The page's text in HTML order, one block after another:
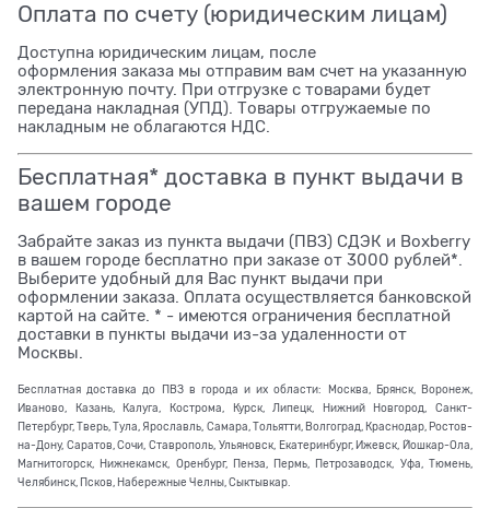
Оплата по счету (юридическим лицам)
Доступна юридическим лицам, после
оформления заказа мы отправим вам счет на указанную
электронную почту. При отгрузке с товарами будет
передана накладная (УПД). Товары отгружаемые по
накладным не облагаются НДС.
Бесплатная* доставка в пункт выдачи в
вашем городе
Забрайте заказ из пункта выдачи (ПВЗ) СДЭК и Boxberry
в вашем городе бесплатно при заказе от 3000 рублей*.
Выберите удобный для Вас пункт выдачи при
оформлении заказа. Оплата осуществляется банковской
картой на сайте. * - имеются ограничения бесплатной
доставки в пункты выдачи из-за удаленности от
Москвы.
Бесплатная доставка до ПВЗ в города и их области: Москва, Брянск, Воронеж,
Иваново, Казань, Калуга, Кострома, Курск, Липецк, Нижний Новгород, Санкт-
Петербург, Тверь, Тула, Ярославль, Самара, Тольятти, Волгоград, Краснодар, Ростов-
на-Дону, Саратов, Сочи, Ставрополь, Ульяновск, Екатеринбург, Ижевск, Йошкар-Ола,
Магнитогорск, Нижнекамск, Оренбург, Пенза, Пермь, Петрозаводск, Уфа, Тюмень,
Челябинск, Псков, Набережные Челны, Сыктывкар.